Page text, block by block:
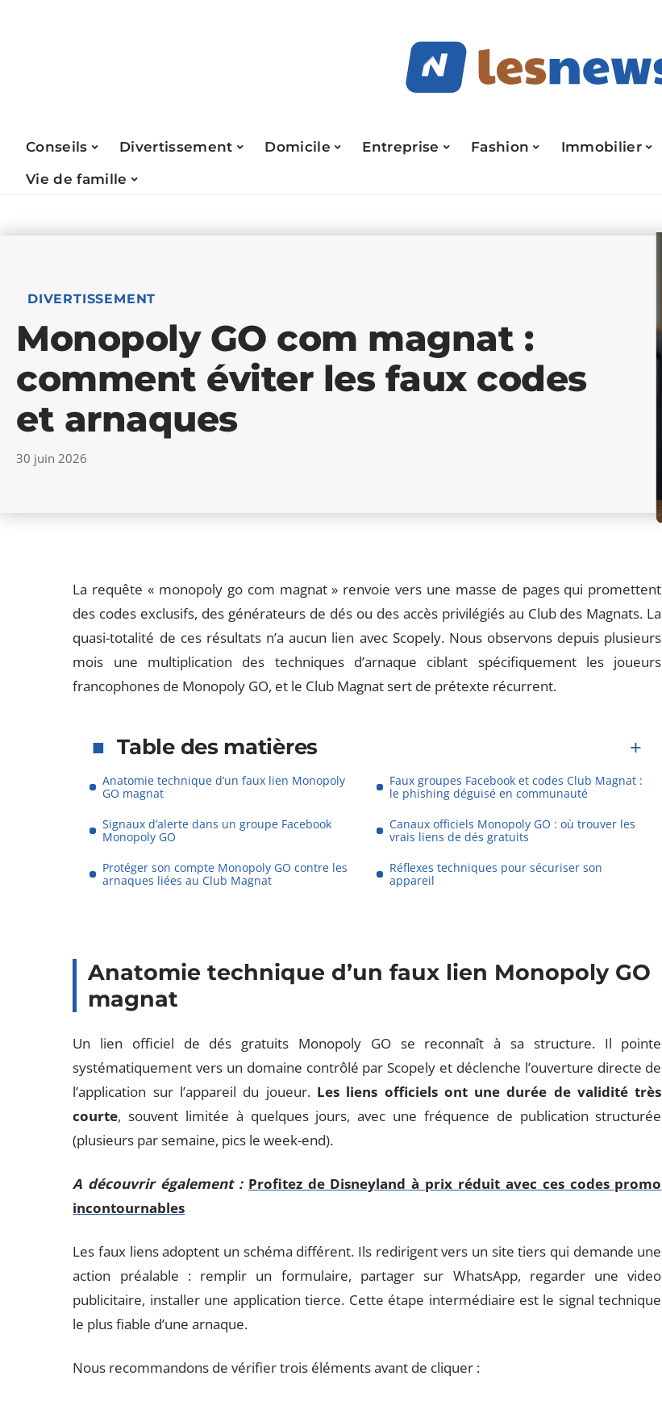
Conseils Divertissement Domicile Entreprise Fashion Immobilier
Vie de famille
DIVERTISSEMENT
Monopoly GO com magnat :
comment éviter les faux codes
et arnaques
30 juin 2026
La requête « monopoly go com magnat » renvoie vers une masse de pages qui promettent
des codes exclusifs, des générateurs de dés ou des accès privilégiés au Club des Magnats. La
quasi-totalité de ces résultats n’a aucun lien avec Scopely. Nous observons depuis plusieurs
mois une multiplication des techniques d’arnaque ciblant spécifiquement les joueurs
francophones de Monopoly GO, et le Club Magnat sert de prétexte récurrent.
Table des matières
Anatomie technique d’un faux lien Monopoly
GO magnat
Faux groupes Facebook et codes Club Magnat :
le phishing déguisé en communauté
Signaux d’alerte dans un groupe Facebook
Monopoly GO
Canaux officiels Monopoly GO : où trouver les
vrais liens de dés gratuits
Protéger son compte Monopoly GO contre les
arnaques liées au Club Magnat
Réflexes techniques pour sécuriser son
appareil
Anatomie technique d’un faux lien Monopoly GO
magnat
Un lien officiel de dés gratuits Monopoly GO se reconnaît à sa structure. Il pointe
systématiquement vers un domaine contrôlé par Scopely et déclenche l’ouverture directe de
l’application sur l’appareil du joueur. Les liens officiels ont une durée de validité très
courte, souvent limitée à quelques jours, avec une fréquence de publication structurée
(plusieurs par semaine, pics le week-end).
A découvrir également : Profitez de Disneyland à prix réduit avec ces codes promo
incontournables
Les faux liens adoptent un schéma différent. Ils redirigent vers un site tiers qui demande une
action préalable : remplir un formulaire, partager sur WhatsApp, regarder une video
publicitaire, installer une application tierce. Cette étape intermédiaire est le signal technique
le plus fiable d’une arnaque.
Nous recommandons de vérifier trois éléments avant de cliquer :